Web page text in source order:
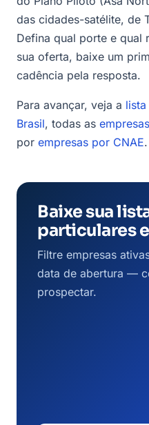
das cidades-satélite, de
Defina qual porte e qual
sua oferta, baixe um
cadência pela resposta.
Para avançar, veja a
Brasil, todas as
por empresas por CNAE.
Baixe sua
particulares
Filtre empresas
data de abertura —
prospectar.